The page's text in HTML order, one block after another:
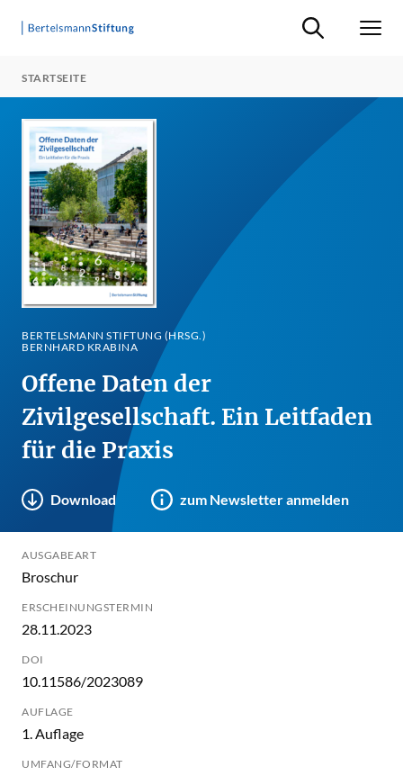
Suche ein-/
STARTSEITE
BERTELSMANN STIFTUNG (HRSG.)
BERNHARD KRABINA
Offene Daten der
Zivilgesellschaft. Ein Leitfaden
für die Praxis
Download zum Newsletter anmelden
AUSGABEART
Broschur
ERSCHEINUNGSTERMIN
28.11.2023
DOI
10.11586/2023089
AUFLAGE
1. Auflage
UMFANG/FORMAT